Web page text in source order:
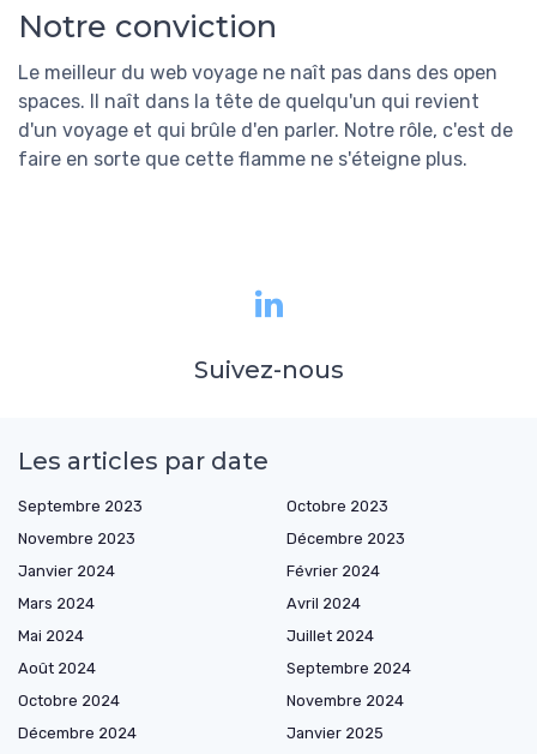
Notre conviction
Le meilleur du web voyage ne naît pas dans des open
spaces. Il naît dans la tête de quelqu'un qui revient
d'un voyage et qui brûle d'en parler. Notre rôle, c'est de
faire en sorte que cette flamme ne s'éteigne plus.
Suivez-nous
Les articles par date
Septembre 2023
Octobre 2023
Novembre 2023
Décembre 2023
Janvier 2024
Février 2024
Mars 2024
Avril 2024
Mai 2024
Juillet 2024
Août 2024
Septembre 2024
Octobre 2024
Novembre 2024
Décembre 2024
Janvier 2025